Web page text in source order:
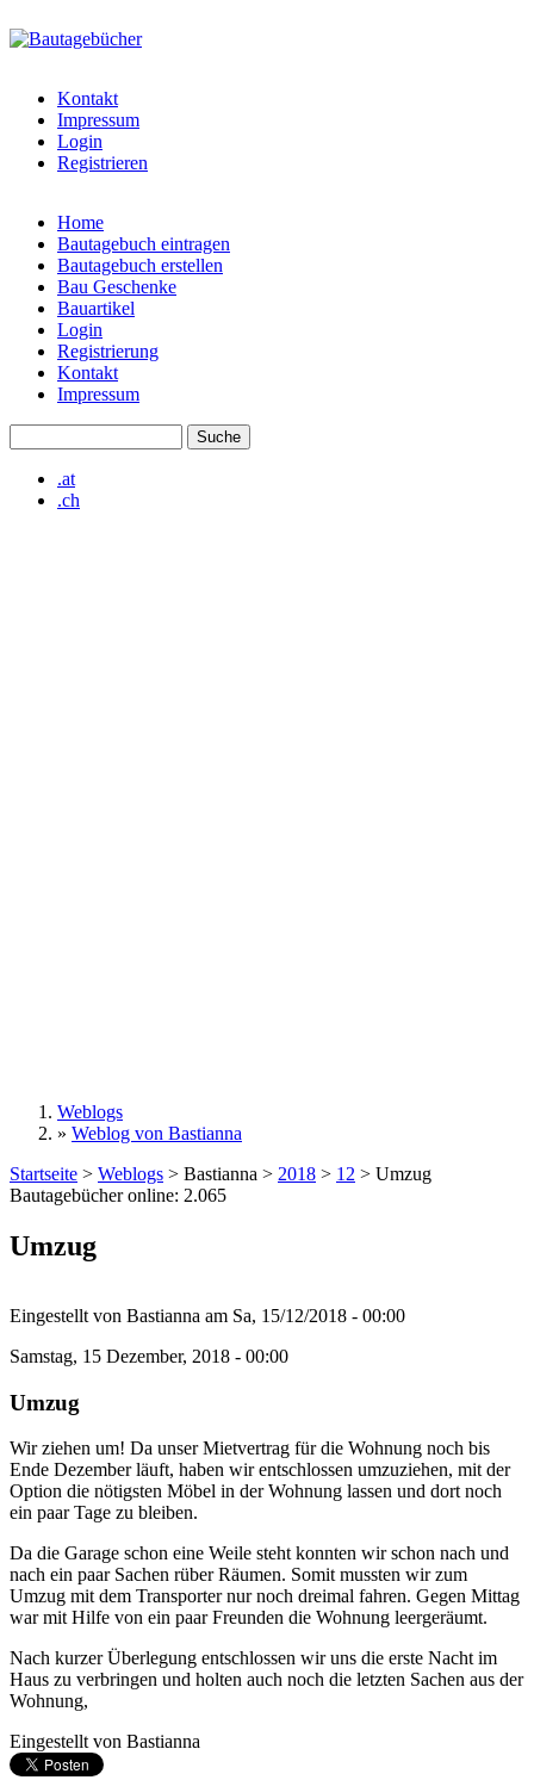
bautagebuch-
liste.de
Kontakt
Impressum
Login
Registrieren
Hauptmenü
Home
Bautagebuch eintragen
Bautagebuch erstellen
Bau Geschenke
Bauartikel
Login
Registrierung
Kontakt
Impressum
.at
.ch
Sie sind hier
Weblogs
» Weblog von Bastianna
Startseite > Weblogs > Bastianna > 2018 > 12 > Umzug
Bautagebücher online: 2.065
Umzug
Eingestellt von Bastianna am Sa, 15/12/2018 - 00:00
Samstag, 15 Dezember, 2018 - 00:00
Umzug
Wir ziehen um! Da unser Mietvertrag für die Wohnung noch bis
Ende Dezember läuft, haben wir entschlossen umzuziehen, mit der
Option die nötigsten Möbel in der Wohnung lassen und dort noch
ein paar Tage zu bleiben.
Da die Garage schon eine Weile steht konnten wir schon nach und
nach ein paar Sachen rüber Räumen. Somit mussten wir zum
Umzug mit dem Transporter nur noch dreimal fahren. Gegen Mittag
war mit Hilfe von ein paar Freunden die Wohnung leergeräumt.
Nach kurzer Überlegung entschlossen wir uns die erste Nacht im
Haus zu verbringen und holten auch noch die letzten Sachen aus der
Wohnung,
Eingestellt von Bastianna